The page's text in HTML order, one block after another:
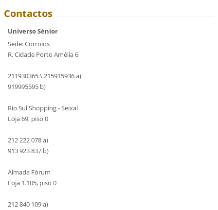
Contactos
Universo Sénior
Sede: Corroios
R. Cidade Porto Amélia 6
211930365 \ 215915936 a)
919995595 b)
Rio Sul Shopping - Seixal
Loja 69, piso 0
212 222 078 a)
913 923 837 b)
Almada Fórum
Loja 1.105, piso 0
212 840 109 a)